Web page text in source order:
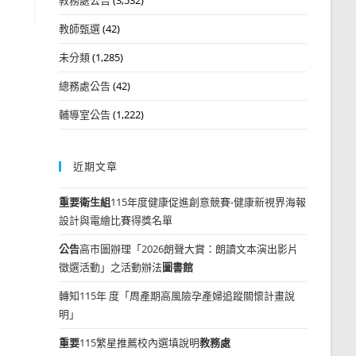
教師甄選(42)
未分類(1,285)
總務處公告(42)
輔導室公告(1,222)
近期文章
重要衛生組115年度健康促進創意競賽-健康新視界海報
設計與電繪比賽得獎名單
公告高市圖辦理「2026朗聲大賞：朗讀文本演出影片
徵選活動」之活動辦法圖書館
轉知115年 度「周產期高風險孕產婦追蹤關懷計畫說
明」
重要115繁星推薦校內選填說明教務處